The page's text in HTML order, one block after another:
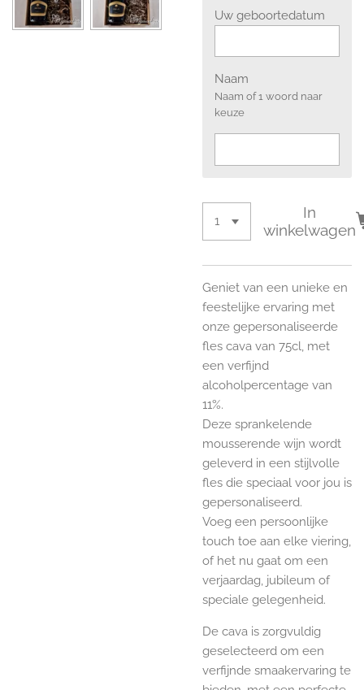
Uw geboortedatum
Naam
Naam of 1 woord naar
keuze
In
winkelwagen
Geniet van een unieke en
feestelijke ervaring met
onze gepersonaliseerde
fles cava van 75cl, met
een verfijnd
alcoholpercentage van
11%.
Deze sprankelende
mousserende wijn wordt
geleverd in een stijlvolle
fles die speciaal voor jou is
gepersonaliseerd.
Voeg een persoonlijke
touch toe aan elke viering,
of het nu gaat om een
verjaardag, jubileum of
speciale gelegenheid.
De cava is zorgvuldig
geselecteerd om een
verfijnde smaakervaring te